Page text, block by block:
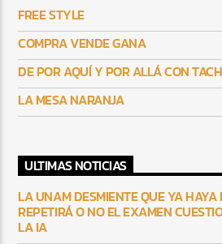
FREE STYLE
COMPRA VENDE GANA
DE POR AQUÍ Y POR ALLÁ CON
LA MESA NARANJA
ULTIMAS NOTICIAS
LA UNAM DESMIENTE QUE YA HAYA
REPETIRÁ O NO EL EXAMEN
LA IA